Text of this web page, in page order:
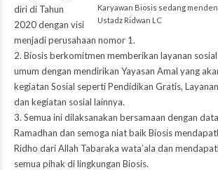
Karyawan Biosis sedang
Ustadz Ridwan LC
diri di Tahun
2020 dengan visi
menjadi perusahaan nomor 1.
2. Biosis berkomitmen memberikan layanan
umum dengan mendirikan Yayasan Amal yang
kegiatan Sosial seperti Pendidikan Gratis,
dan kegiatan sosial lainnya.
3. Semua ini dilaksanakan bersamaan dengan
Ramadhan dan semoga niat baik Biosis
Ridho dari Allah Tabaraka wata’ala dan
semua pihak di lingkungan Biosis.